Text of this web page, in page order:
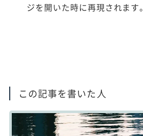
ジを開いた時に再現されます。
この記事を書いた人